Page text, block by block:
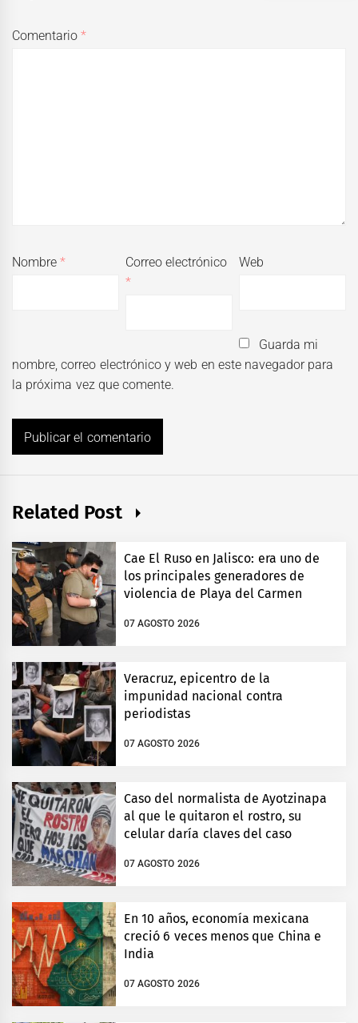
Comentario*
Nombre*
Correo electrónico
*
Web
Guarda mi
nombre, correo electrónico y web en este navegador para
la próxima vez que comente.
Related Post
Cae El Ruso en Jalisco: era uno de
los principales generadores de
violencia de Playa del Carmen
07 AGOSTO 2026
Veracruz, epicentro de la
impunidad nacional contra
periodistas
07 AGOSTO 2026
Caso del normalista de Ayotzinapa
al que le quitaron el rostro, su
celular daría claves del caso
07 AGOSTO 2026
En 10 años, economía mexicana
creció 6 veces menos que China e
India
07 AGOSTO 2026